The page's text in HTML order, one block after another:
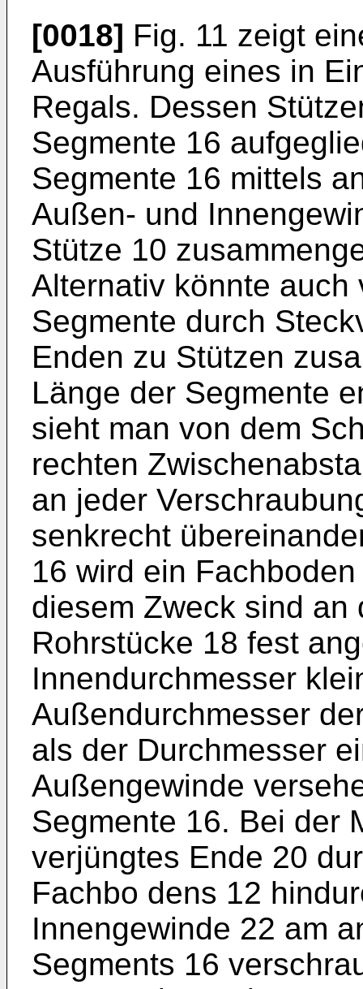
[0018] Fig. 11 zeigt
Ausführung eines in
Regals. Dessen
Segmente 16
Segmente 16 mittels
Außen- und
Stütze 10
Alternativ könnte
Segmente durch
Enden zu Stützen
Länge der Segmente
sieht man von dem
rechten
an jeder
senkrecht
16 wird ein
diesem Zweck sind
Rohr­stücke 18 fest
Innendurchmesser
Außendurchmesser
als der Durchmesser
Außengewinde
Segmente 16. Bei der
verjüngtes Ende 20
Fachbo­ dens 12
Innengewinde 22 am
Segments 16